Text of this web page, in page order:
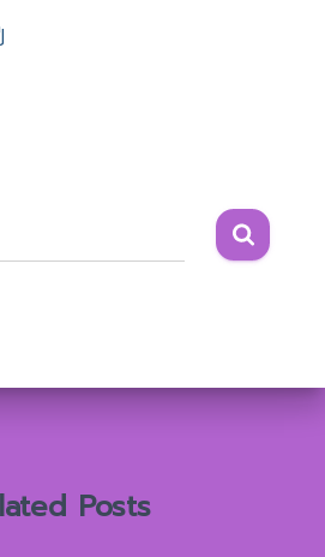
Posts